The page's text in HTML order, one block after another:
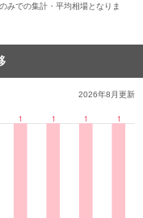
みでの集計・平均相場となりま
2026年8月更新